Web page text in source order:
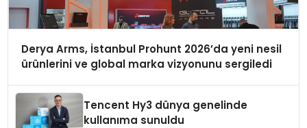
Derya Arms, İstanbul Prohunt 2026’da yeni nesil
ürünlerini ve global marka vizyonunu sergiledi
Tencent Hy3 dünya genelinde
kullanıma sunuldu